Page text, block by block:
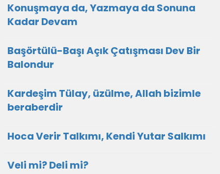
Konuşmaya da, Yazmaya da Sonuna
Kadar Devam
Başörtülü-Başı Açık Çatışması Dev Bir
Balondur
Kardeşim Tülay, üzülme, Allah bizimle
beraberdir
Hoca Verir Talkımı, Kendi Yutar Salkımı
Veli mi? Deli mi?